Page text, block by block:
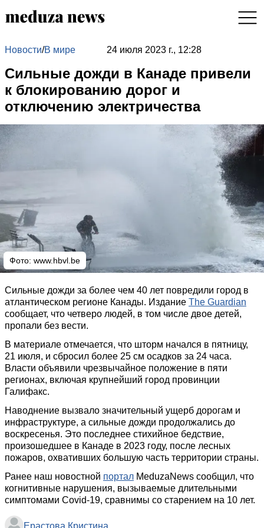
Новости/В мире 24 июля 2023 г., 12:28
Сильные дожди в Канаде привели
к блокированию дорог и
отключению электричества
Фото: www.hbvl.be
Сильные дожди за более чем 40 лет повредили город в
атлантическом регионе Канады. Издание The Guardian
сообщает, что четверо людей, в том числе двое детей,
пропали без вести.
В материале отмечается, что шторм начался в пятницу,
21 июля, и сбросил более 25 см осадков за 24 часа.
Власти объявили чрезвычайное положение в пяти
регионах, включая крупнейший город провинции
Галифакс.
Наводнение вызвало значительный ущерб дорогам и
инфраструктуре, а сильные дожди продолжались до
воскресенья. Это последнее стихийное бедствие,
произошедшее в Канаде в 2023 году, после лесных
пожаров, охвативших большую часть территории страны.
Ранее наш новостной портал MeduzaNews сообщил, что
когнитивные нарушения, вызываемые длительными
симптомами Covid-19, сравнимы со старением на 10 лет.
Ерастова Кристина